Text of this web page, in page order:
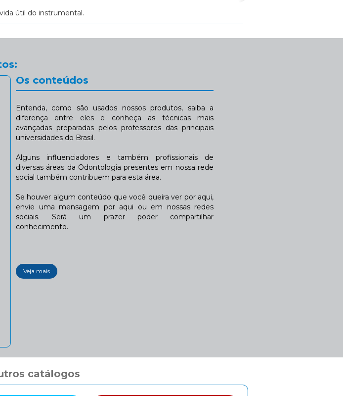
útil do instrumental.
Os conteúdos
Entenda, como são usados nossos produtos, saiba a
diferença entre eles e conheça as técnicas mais
avançadas preparadas pelos professores das principais
universidades do Brasil.
Alguns influenciadores e também profissionais de
diversas áreas da Odontologia presentes em nossa rede
social também contribuem para esta área.
Se houver algum conteúdo que você queira ver por aqui,
envie uma mensagem por aqui ou em nossas redes
sociais. Será um prazer poder compartilhar
conhecimento.
Veja mais
catálogos